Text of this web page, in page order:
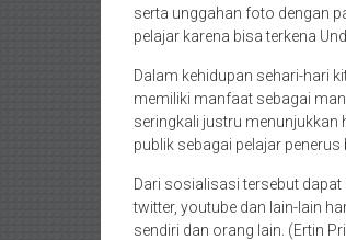
serta unggahan foto dengan
pelajar karena bisa terkena
Dalam kehidupan sehari-hari
memiliki manfaat sebagai
seringkali justru menunjukkan
publik sebagai pelajar penerus
Dari sosialisasi tersebut
twitter, youtube dan lain-lain
sendiri dan orang lain. (Ertin